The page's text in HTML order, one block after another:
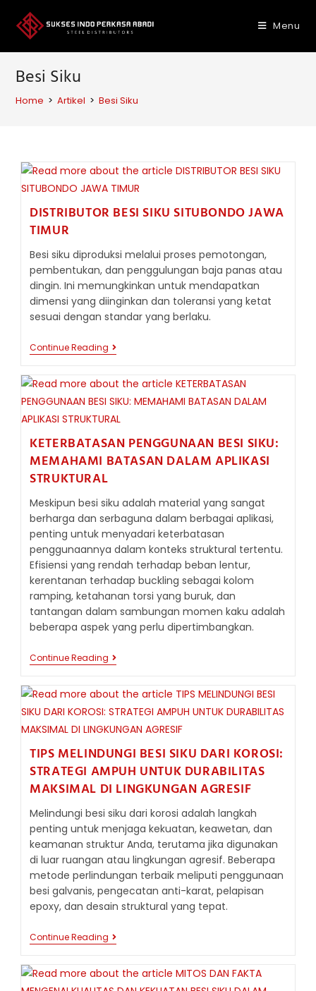
content
Menu
Besi Siku
Home > Artikel > Besi Siku
DISTRIBUTOR BESI SIKU SITUBONDO JAWA
TIMUR
Besi siku diproduksi melalui proses pemotongan,
pembentukan, dan penggulungan baja panas atau
dingin. Ini memungkinkan untuk mendapatkan
dimensi yang diinginkan dan toleransi yang ketat
sesuai dengan standar yang berlaku.
Continue Reading DISTRIBUTOR
BESI
SITUBONDO
TIMUR
KETERBATASAN PENGGUNAAN BESI SIKU:
MEMAHAMI BATASAN DALAM APLIKASI
STRUKTURAL
Meskipun besi siku adalah material yang sangat
berharga dan serbaguna dalam berbagai aplikasi,
penting untuk menyadari keterbatasan
penggunaannya dalam konteks struktural tertentu.
Efisiensi yang rendah terhadap beban lentur,
kerentanan terhadap buckling sebagai kolom
ramping, ketahanan torsi yang buruk, dan
tantangan dalam sambungan momen kaku adalah
beberapa aspek yang perlu dipertimbangkan.
Continue Reading KETERBATASAN
PENGGUNAAN
SIKU:
BATASAN
DALAM
APLIKASI
STRUKTURAL
TIPS MELINDUNGI BESI SIKU DARI KOROSI:
STRATEGI AMPUH UNTUK DURABILITAS
MAKSIMAL DI LINGKUNGAN AGRESIF
Melindungi besi siku dari korosi adalah langkah
penting untuk menjaga kekuatan, keawetan, dan
keamanan struktur Anda, terutama jika digunakan
di luar ruangan atau lingkungan agresif. Beberapa
metode perlindungan terbaik meliputi penggunaan
besi galvanis, pengecatan anti-karat, pelapisan
epoxy, dan desain struktural yang tepat.
Continue Reading TIPS
MELINDUNGI
SIKU